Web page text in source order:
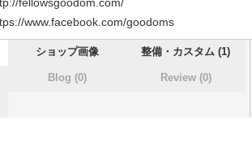
fellowsgoodom.com/
www.facebook.com/goodoms
ショップ画像 整備・カスタム (1)
Blog (0) Review (0)